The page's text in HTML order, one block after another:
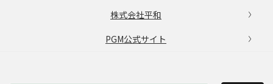
株式会社平和
PGM公式サイト